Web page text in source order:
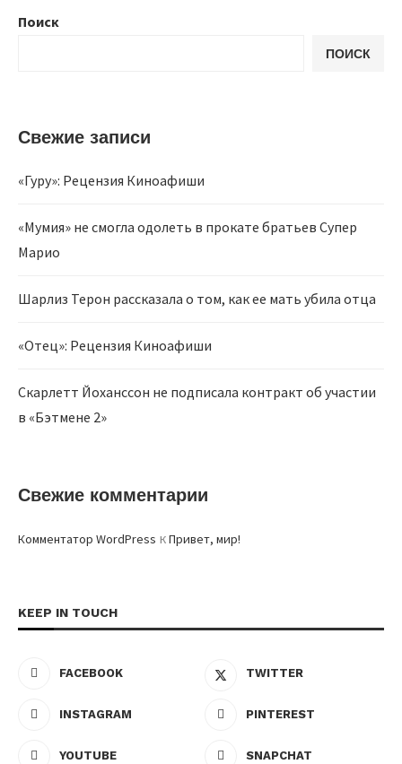
Поиск
ПОИСК
Свежие записи
«Гуру»: Рецензия Киноафиши
«Мумия» не смогла одолеть в прокате братьев Супер
Марио
Шарлиз Терон рассказала о том, как ее мать убила отца
«Отец»: Рецензия Киноафиши
Скарлетт Йоханссон не подписала контракт об участии
в «Бэтмене 2»
Свежие комментарии
Комментатор WordPress кПривет, мир!
KEEP IN TOUCH
FACEBOOK TWITTER
INSTAGRAM PINTEREST
YOUTUBE SNAPCHAT